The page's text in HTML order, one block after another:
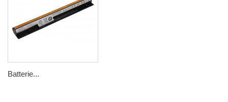
Batterie...